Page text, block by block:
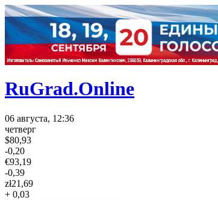
RuGrad.Online
06 августа, 12:36
четверг
$80,93
-0,20
€93,19
-0,39
zł21,69
+ 0,03